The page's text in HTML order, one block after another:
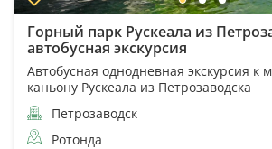
Горный парк Рускеала из
автобусная экскурсия
Автобусная однодневная экскурсия к
каньону Рускеала из Петрозаводска
Петрозаводск
Ротонда